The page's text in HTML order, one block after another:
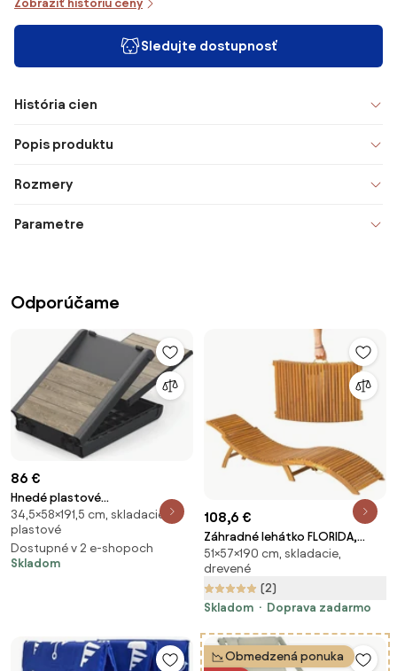
Zobraziť históriu ceny
Sledujte dostupnosť
História cien
Popis produktu
Rozmery
Parametre
Odporúčame
86 €
Hnedé plastové
polohovacie/skladacie
záhradné ležadlo Deco Porto –
Keter
34,5×58×191,5 cm, skladacie,
plastové
Dostupné v 2 e-shopoch
Skladom
108,6 €
Záhradné lehátko FLORIDA,
skladacie, 57x190x51cm,
prírodná hnedá Casaria
51×57×190 cm, skladacie,
drevené
(2)
Skladom
Doprava zadarmo
Obmedzená ponuka